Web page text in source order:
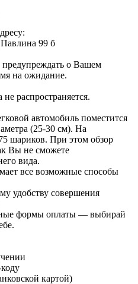
99 б
предупреждать о Вашем
на ожидание.
распространяется.
автомобиль поместится
(25-30 см). На
шариков. При этом обзор
Вы не сможете
вида.
все возможные способы
удобству совершения
формы оплаты — выбирай
картой)